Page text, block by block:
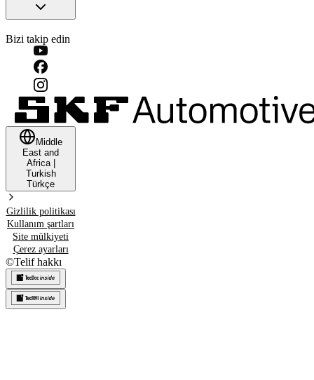
Bizi takip edin
Middle
East and
Africa|
Turkish
Türkçe
Gizlilik politikası
Kullanım şartları
Site mülkiyeti
Çerez ayarları
©Telif hakkı